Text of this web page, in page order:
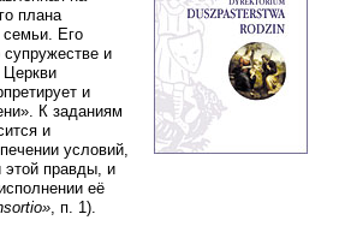
плана
семьи. Его
и
Церкви
и
К заданиям
и
условий,
этой правды, и
её
, п. 1).